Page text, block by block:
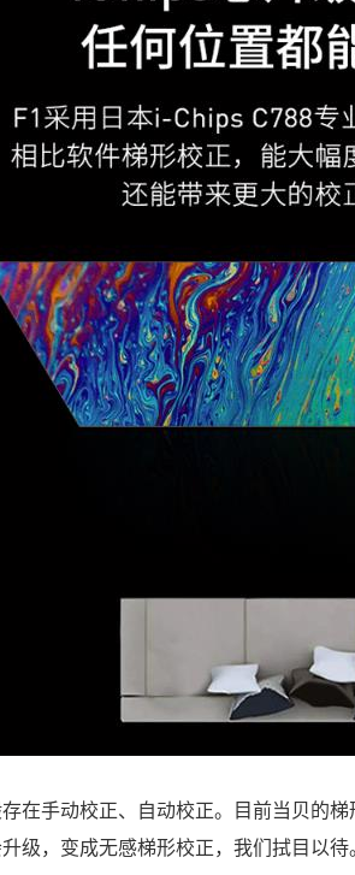
在手动校正、自动校正。目前当贝的
级，变成无感梯形校正，我们拭目以待